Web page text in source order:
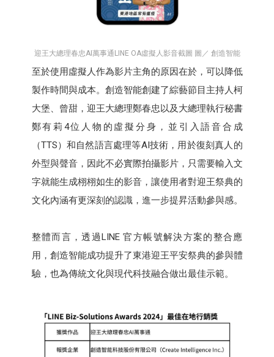
迎王大總理春忠AI萬事通LINE OA虛擬人影音截圖 圖／ 創造智能
至於使用虛擬人作為影片主角的原因在於，可以降低
製作時間與成本。創造智能創建了綜藝節目主持人柯
大堡、曾甜，迎王大總理鄭春忠以及大總理執行秘書
鄭有莉4位人物的虛擬分身，並引入語音合成
（TTS）和自然語言處理等AI技術，用於復刻真人的
外型與聲音，因此不必實際拍攝影片，只需要輸入文
字就能生成栩栩如生的影音，讓使用者對迎王祭典的
文化內涵有更深刻的認識，進一步提昇活動參與感。
整體而言，透過LINE 官方帳號解決方案的整合應
用，創造智能成功提升了東港迎王平安祭典的參與體
驗，也為傳統文化與現代科技融合做出最佳示範。